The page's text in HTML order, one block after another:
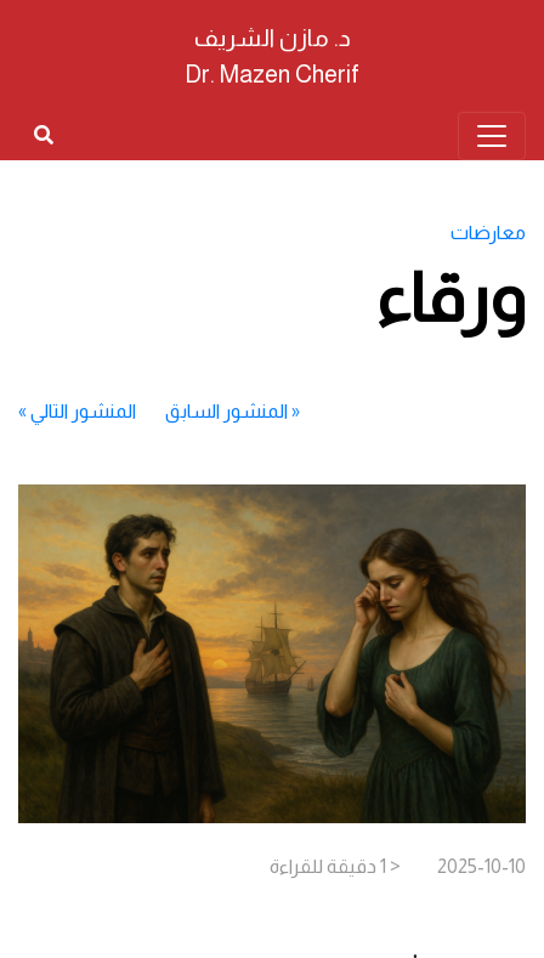
د. مازن الشريف
Dr. Mazen Cherif
معارضات
ورقاء
«المنشور السابق المنشور التالي »
2025-10-10
< 1 دقيقة للقراءة